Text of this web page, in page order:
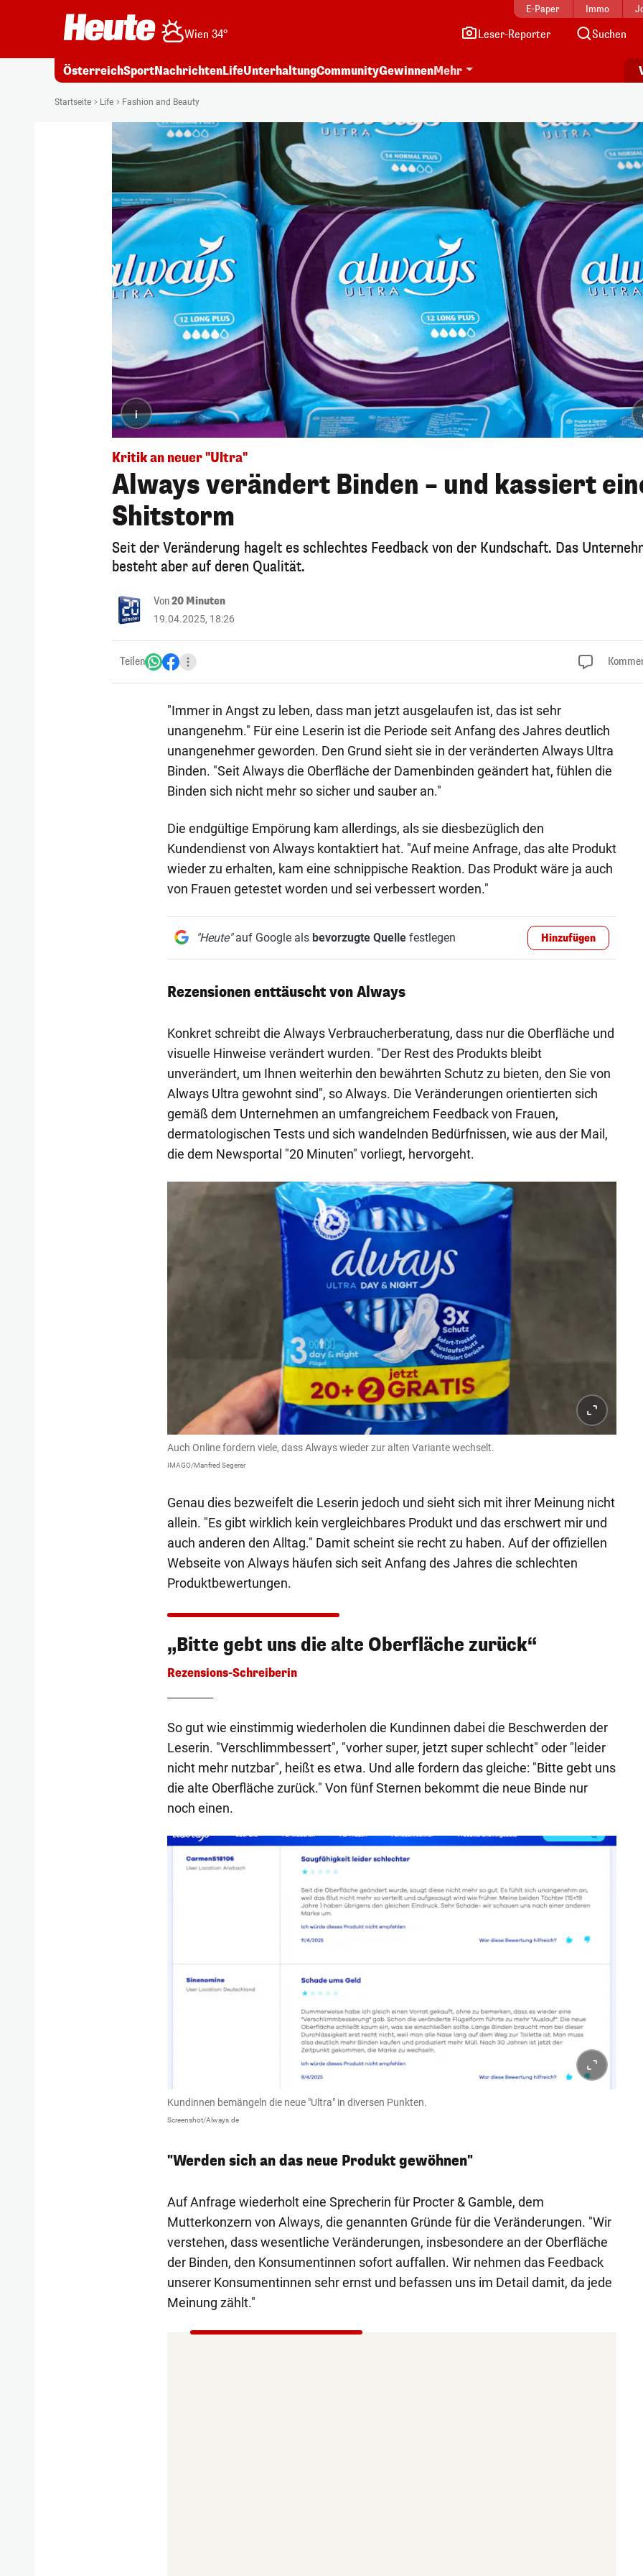
E-Paper Immo
Wien 34° Leser-Reporter Suchen
ÖsterreichSportNachrichtenLifeUnterhaltungCommunityGewinnenMehr
Startseite Life Fashion and Beauty
i
Kritik an neuer "Ultra"
Always verändert Binden – und kassiert
Shitstorm
Seit der Veränderung hagelt es schlechtes Feedback von der Kundschaft. Das
besteht aber auf deren Qualität.
Von20 Minuten
19.04.2025, 18:26
Teilen
"Immer in Angst zu leben, dass man jetzt ausgelaufen ist, das ist sehr
unangenehm." Für eine Leserin ist die Periode seit Anfang des Jahres deutlich
unangenehmer geworden. Den Grund sieht sie in der veränderten Always Ultra
Binden. "Seit Always die Oberfläche der Damenbinden geändert hat, fühlen die
Binden sich nicht mehr so sicher und sauber an."
Die endgültige Empörung kam allerdings, als sie diesbezüglich den
Kundendienst von Always kontaktiert hat. "Auf meine Anfrage, das alte Produkt
wieder zu erhalten, kam eine schnippische Reaktion. Das Produkt wäre ja auch
von Frauen getestet worden und sei verbessert worden."
"Heute"auf Google als bevorzugte Quellefestlegen Hinzufügen
Rezensionen enttäuscht von Always
Konkret schreibt die Always Verbraucherberatung, dass nur die Oberfläche und
visuelle Hinweise verändert wurden. "Der Rest des Produkts bleibt
unverändert, um Ihnen weiterhin den bewährten Schutz zu bieten, den Sie von
Always Ultra gewohnt sind", so Always. Die Veränderungen orientierten sich
gemäß dem Unternehmen an umfangreichem Feedback von Frauen,
dermatologischen Tests und sich wandelnden Bedürfnissen, wie aus der Mail,
die dem Newsportal "20 Minuten" vorliegt, hervorgeht.
Auch Online fordern viele, dass Always wieder zur alten Variante wechselt.
IMAGO/Manfred Segerer
Genau dies bezweifelt die Leserin jedoch und sieht sich mit ihrer Meinung nicht
allein. "Es gibt wirklich kein vergleichbares Produkt und das erschwert mir und
auch anderen den Alltag." Damit scheint sie recht zu haben. Auf der offiziellen
Webseite von Always häufen sich seit Anfang des Jahres die schlechten
Produktbewertungen.
„Bitte gebt uns die alte Oberfläche zurück“
Rezensions-Schreiberin
So gut wie einstimmig wiederholen die Kundinnen dabei die Beschwerden der
Leserin. "Verschlimmbessert", "vorher super, jetzt super schlecht" oder "leider
nicht mehr nutzbar", heißt es etwa. Und alle fordern das gleiche: "Bitte gebt uns
die alte Oberfläche zurück." Von fünf Sternen bekommt die neue Binde nur
noch einen.
Kundinnen bemängeln die neue "Ultra" in diversen Punkten.
Screenshot/Always.de
"Werden sich an das neue Produkt gewöhnen"
Auf Anfrage wiederholt eine Sprecherin für Procter & Gamble, dem
Mutterkonzern von Always, die genannten Gründe für die Veränderungen. "Wir
verstehen, dass wesentliche Veränderungen, insbesondere an der Oberfläche
der Binden, den Konsumentinnen sofort auffallen. Wir nehmen das Feedback
unserer Konsumentinnen sehr ernst und befassen uns im Detail damit, da jede
Meinung zählt."